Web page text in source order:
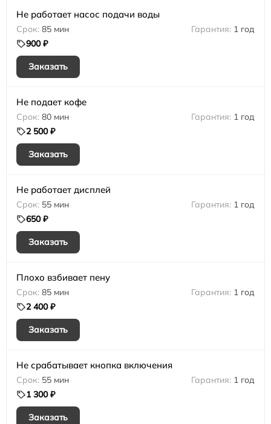
Не работает насос подачи воды
85 мин
1 год
900 ₽
Заказать
Не подает кофе
80 мин
1 год
2 500 ₽
Заказать
Не работает дисплей
55 мин
1 год
650 ₽
Заказать
Плохо взбивает пену
85 мин
1 год
2 400 ₽
Заказать
Не срабатывает кнопка включения
55 мин
1 год
1 300 ₽
Заказать